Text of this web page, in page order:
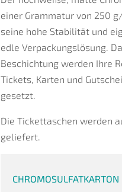
einer Grammatur von 250
seine hohe Stabilität und
edle Verpackungslösung.
Beschichtung werden Ihre
Tickets, Karten und
gesetzt.
Die Tickettaschen werden
geliefert.
CHROMOSULFATKARTON